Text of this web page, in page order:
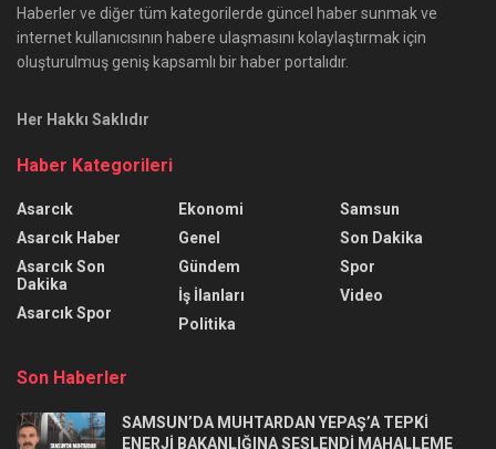
Haberler ve diğer tüm kategorilerde güncel haber sunmak ve
internet kullanıcısının habere ulaşmasını kolaylaştırmak için
oluşturulmuş geniş kapsamlı bir haber portalıdır.
Her Hakkı Saklıdır
Haber Kategorileri
Asarcık
Asarcık Haber
Asarcık Son
Dakika
Asarcık Spor
Ekonomi
Genel
Gündem
İş İlanları
Politika
Samsun
Son Dakika
Spor
Video
Son Haberler
SAMSUN’DA MUHTARDAN YEPAŞ’A TEPKİ
ENERJİ BAKANLIĞINA SESLENDİ MAHALLEME